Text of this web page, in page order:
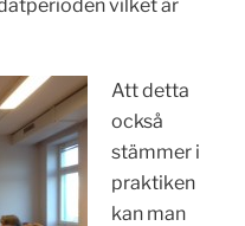
vilket är
Att detta
också
stämmer i
praktiken
kan man